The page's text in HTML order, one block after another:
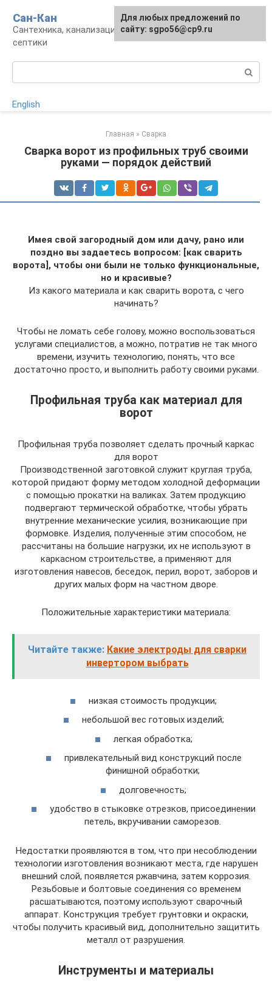
контенту
Сан-Кан
Сантехника, канализация, водопровод,
септики
English
Главная » Сварка
Сварка ворот из профильных труб своими
руками — порядок действий
Имея свой загородный дом или дачу, рано или
поздно вы задаетесь вопросом: [как сварить
ворота], чтобы они были не только функциональные,
но и красивые?
Из какого материала и как сварить ворота, с чего
начинать?
Чтобы не ломать себе голову, можно воспользоваться
услугами специалистов, а можно, потратив не так много
времени, изучить технологию, понять, что все
достаточно просто, и выполнить работу своими руками.
Профильная труба как материал для
ворот
Профильная труба позволяет сделать прочный каркас
для ворот
Производственной заготовкой служит круглая труба,
которой придают форму методом холодной деформации
с помощью прокатки на валиках. Затем продукцию
подвергают термической обработке, чтобы убрать
внутренние механические усилия, возникающие при
формовке. Изделия, полученные этим способом, не
рассчитаны на большие нагрузки, их не используют в
каркасном строительстве, а применяют для
изготовления навесов, беседок, перил, ворот, заборов и
других малых форм на частном дворе.
Положительные характеристики материала:
Читайте также: Какие электроды для сварки
инвертором выбрать
низкая стоимость продукции;
небольшой вес готовых изделий;
легкая обработка;
привлекательный вид конструкций после
финишной обработки;
долговечность;
удобство в стыковке отрезков, присоединении
петель, вкручивании саморезов.
Недостатки проявляются в том, что при несоблюдении
технологии изготовления возникают места, где нарушен
внешний слой, появляется ржавчина, затем коррозия.
Резьбовые и болтовые соединения со временем
расшатываются, поэтому используют сварочный
аппарат. Конструкция требует грунтовки и окраски,
чтобы получить красивый вид, дополнительно защитить
металл от разрушения.
Инструменты и материалы
Для любых предложений по
сайту: sgpo56@cp9.ru